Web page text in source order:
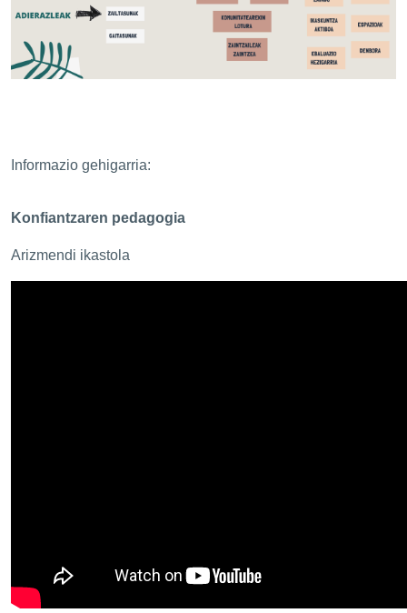
Informazio gehigarria:
Konfiantzaren pedagogia
Arizmendi ikastola